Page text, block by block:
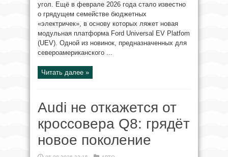
угол. Ещё в феврале 2026 года стало известно
о грядущем семействе бюджетных
«электричек», в основу которых ляжет новая
модульная платформа Ford Universal EV Platfom
(UEV). Одной из новинок, предназначенных для
североамериканского ...
Читать далее »
Audi не откажется от
кроссовера Q8: грядёт
новое поколение